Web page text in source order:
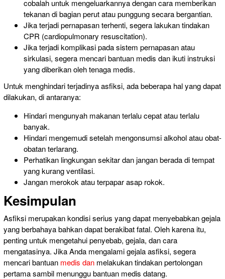
cobalah untuk mengeluarkannya dengancara memberikan
tekanan di bagian perut atau punggung secara bergantian.
Jika terjadi pernapasan terhenti, segera lakukan tindakan
CPR (cardiopulmonary resuscitation).
Jika terjadi komplikasi pada sistem pernapasan atau
sirkulasi, segera mencari bantuan medis danikuti instruksi
yang diberikan oleh tenaga medis.
Untuk menghindari terjadinya asfiksi, ada beberapa hal yang dapat
dilakukan, di antaranya:
Hindari mengunyah makanan terlalu cepat atau terlalu
banyak.
Hindari mengemudi setelah mengonsumsi alkohol atau obat-
obatan terlarang.
Perhatikan lingkungan sekitar danjangan berada di tempat
yang kurang ventilasi.
Jangan merokok atau terpapar asap rokok.
Kesimpulan
Asfiksi merupakan kondisi serius yang dapat menyebabkan gejala
yang berbahaya bahkan dapat berakibat fatal. Oleh karena itu,
penting untuk mengetahui penyebab, gejala, dan cara
mengatasinya. Jika Anda mengalami gejala asfiksi, segera
mencari bantuan medis dan melakukan tindakan pertolongan
pertama sambil menunggu bantuan medis datang.